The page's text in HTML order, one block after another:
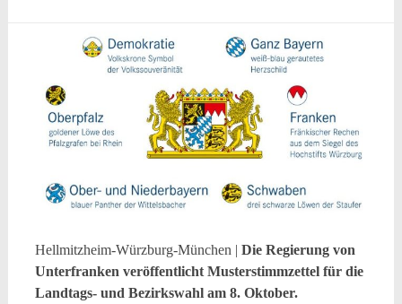
Hellmitzheim-Würzburg-München | Die Regierung von
Unterfranken veröffentlicht Musterstimmzettel für die
Landtags- und Bezirkswahl am 8. Oktober.